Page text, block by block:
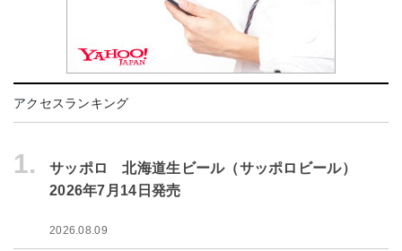
アクセスランキング
1.
サッポロ 北海道生ビール（サッポロビール）
2026年7月14日発売
2026.08.09